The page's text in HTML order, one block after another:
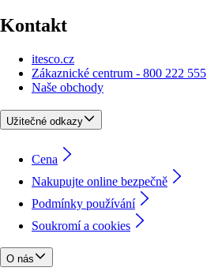
Kontakt
itesco.cz
Zákaznické centrum - 800 222 555
Naše obchody
Užitečné odkazy
Cena
Nakupujte online bezpečně
Podmínky používání
Soukromí a cookies
O nás